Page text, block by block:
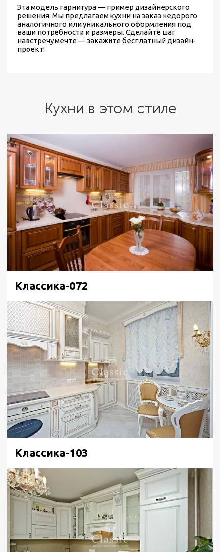
Эта модель гарнитура — пример дизайнерского
решения. Мы предлагаем кухни на заказ недорого
аналогичного или уникального оформления под
ваши потребности и размеры. Сделайте шаг
навстречу мечте — закажите бесплатный дизайн-
проект!
Кухни в этом стиле
Классика-072
Классика-103